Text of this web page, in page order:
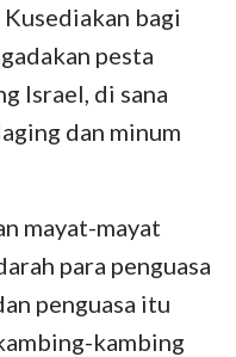
5 6
7
bagi
pesta
Israel, di sana
dan minum
mayat-mayat
para penguasa
penguasa itu
kambing